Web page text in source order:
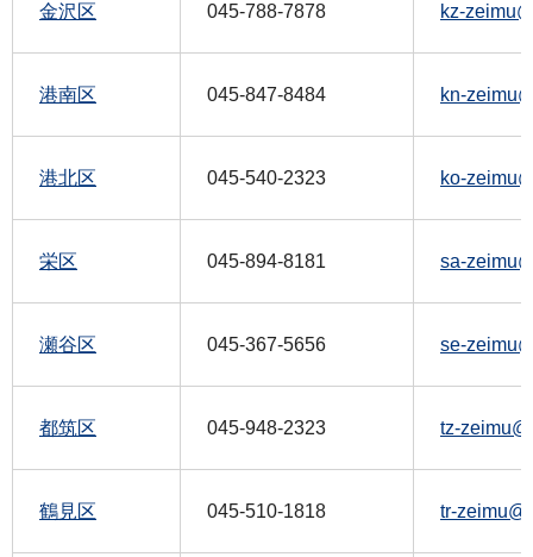
金沢区 045-788-7878 kz-
港南区 045-847-8484 kn-
港北区 045-540-2323 ko-
栄区 045-894-8181 sa-
瀬谷区 045-367-5656 se-
都筑区 045-948-2323 tz-
鶴見区 045-510-1818 tr-